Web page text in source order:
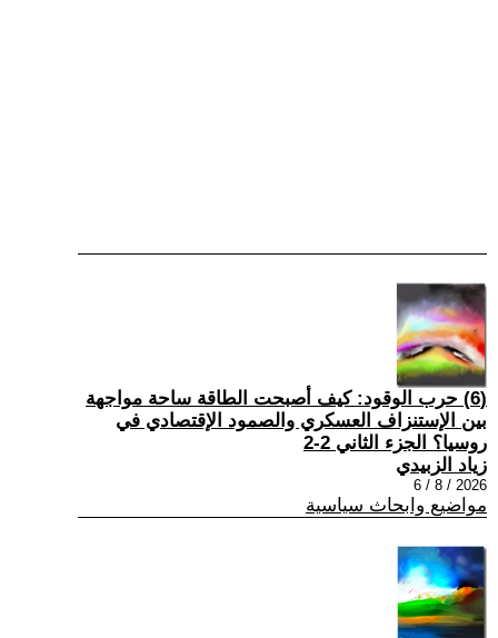
(6) حرب الوقود: كيف أصبحت الطاقة ساحة مواجهة
بين الإستنزاف العسكري والصمود الإقتصادي في
روسيا؟ الجزء الثاني 2-2
زياد الزبيدي
2026 / 8 / 6
مواضيع وابحاث سياسية